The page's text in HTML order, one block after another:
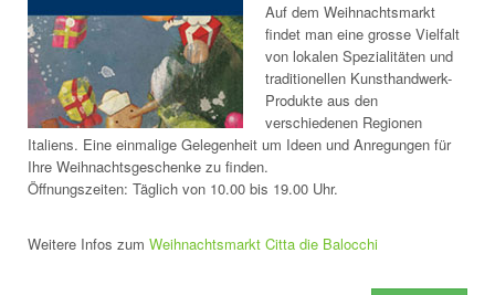
Auf dem Weihnachtsmarkt
findet man eine grosse Vielfalt
von lokalen Spezialitäten und
traditionellen Kunsthandwerk-
Produkte aus den
verschiedenen Regionen
Italiens. Eine einmalige Gelegenheit um Ideen und Anregungen für
Ihre Weihnachtsgeschenke zu finden.
Öffnungszeiten: Täglich von 10.00 bis 19.00 Uhr.
Weitere Infos zum Weihnachtsmarkt Citta die Balocchi